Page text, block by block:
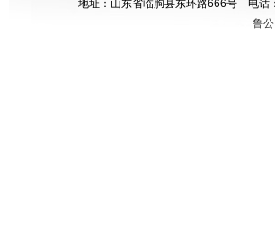
地址：山东省临朐县东环路666号 电
鲁